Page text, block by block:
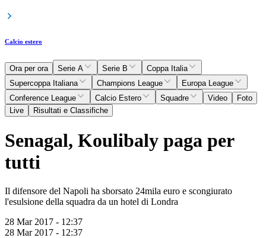
Calcio estero
Ora per ora Serie A Serie B
Coppa Italia
Supercoppa Italiana
Champions League
Europa League
Conference League
Calcio Estero Squadre Video
Foto
Live
Risultati e Classifiche
Senagal, Koulibaly paga per
tutti
Il difensore del Napoli ha sborsato 24mila euro e scongiurato
l'esulsione della squadra da un hotel di Londra
28 Mar 2017 - 12:37
28 Mar 2017 - 12:37